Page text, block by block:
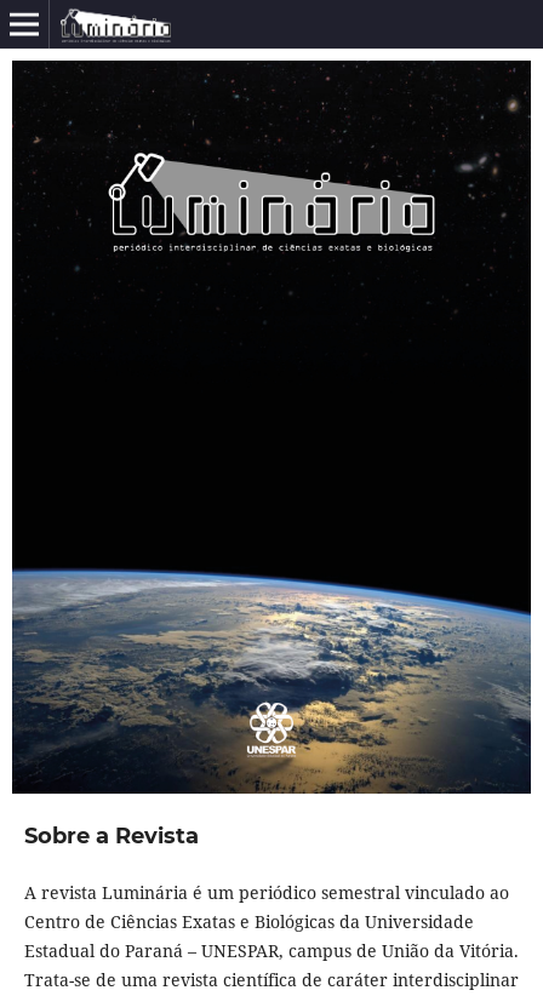
Sobre a Revista
A revista Luminária é um periódico semestral vinculado ao
Centro de Ciências Exatas e Biológicas da Universidade
Estadual do Paraná – UNESPAR, campus de União da Vitória.
Trata-se de uma revista cientí­fica de caráter interdisciplinar